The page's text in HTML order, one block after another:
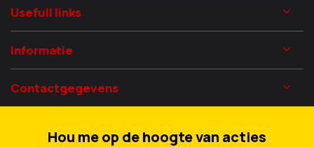
Usefull links
Informatie
Contactgegevens
Hou me op de hoogte van acties